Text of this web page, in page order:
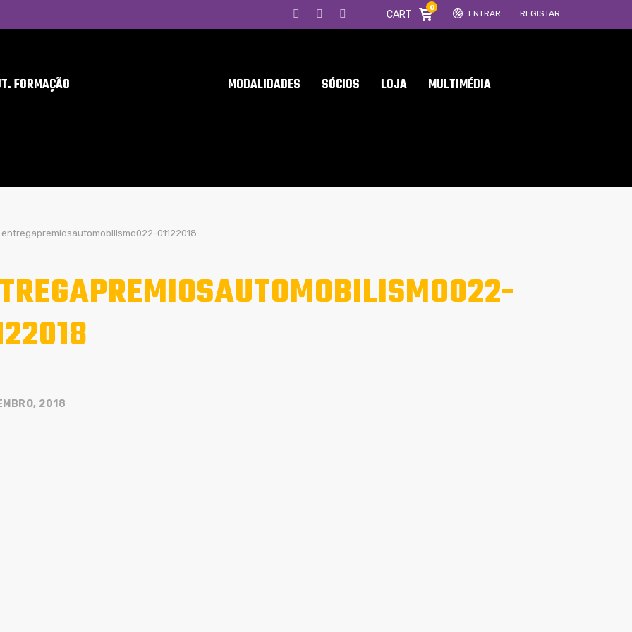
ENTRAR REGISTAR
CART
0
FORMAÇÃO MODALIDADES SÓCIOS LOJA MULTIMÉDIA
entregapremiosautomobilismo022-01122018
2018